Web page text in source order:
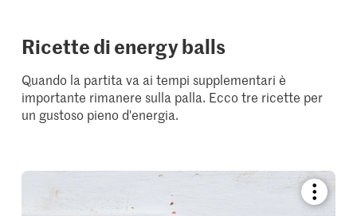
Ricette di energy balls
Quando la partita va ai tempi supplementari è
importante rimanere sulla palla. Ecco tre ricette per
un gustoso pieno d'energia.
recipe